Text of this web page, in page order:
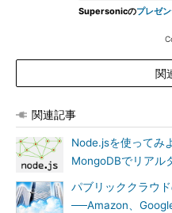
Supersonicのプレゼ
関
関連記事
Node.jsを使ってみ
MongoDBでリアル
パブリッククラウ
──Amazon、